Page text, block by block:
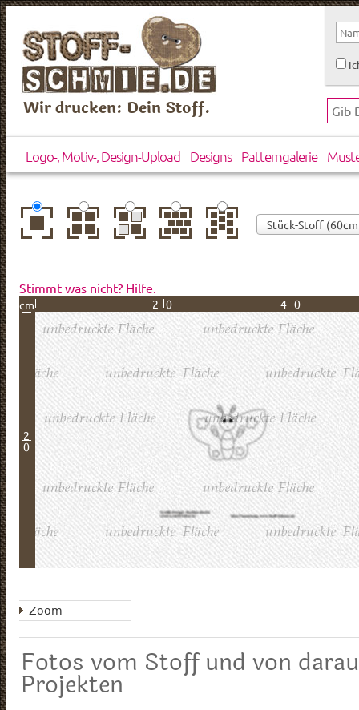
Wir drucken: Dein Stoff.
Logo-, Motiv-, Design-Upload Designs Patterngalerie
zentriert
einfach
wiederholt
gespiegelthorizontal
versetzt
vertikal
versetzt
Stimmt was nicht? Hilfe.
cm 20 40
2
0
Zoom
Fotos vom Stoff und von
Projekten